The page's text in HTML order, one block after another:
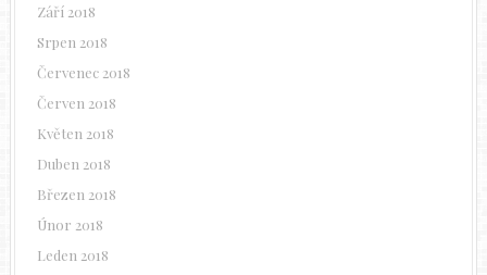
Září 2018
Srpen 2018
Červenec 2018
Červen 2018
Květen 2018
Duben 2018
Březen 2018
Únor 2018
Leden 2018